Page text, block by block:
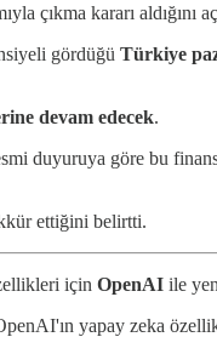
çıkma kararı aldığını
gördüğü Türkiye
devam edecek.
duyuruya göre bu
ettiğini belirtti.
için OpenAI ile
yapay zeka